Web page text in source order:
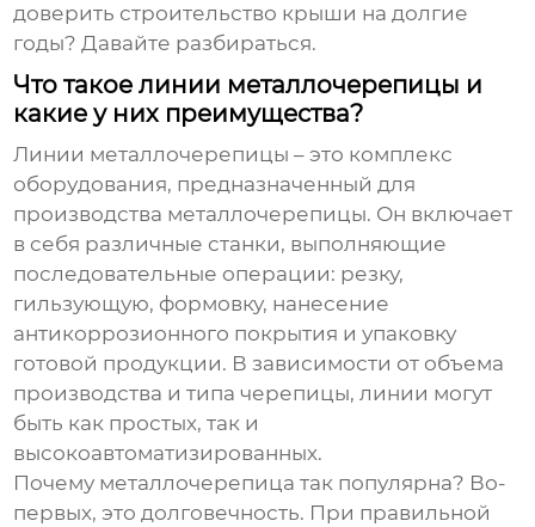
доверить строительство крыши на долгие
годы? Давайте разбираться.
Что такое линии металлочерепицы и
какие у них преимущества?
Линии металлочерепицы – это комплекс
оборудования, предназначенный для
производства металлочерепицы. Он включает
в себя различные станки, выполняющие
последовательные операции: резку,
гильзующую, формовку, нанесение
антикоррозионного покрытия и упаковку
готовой продукции. В зависимости от объема
производства и типа черепицы, линии могут
быть как простых, так и
высокоавтоматизированных.
Почему металлочерепица так популярна? Во-
первых, это долговечность. При правильной